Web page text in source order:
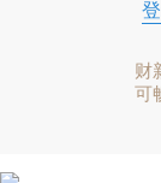
财
可